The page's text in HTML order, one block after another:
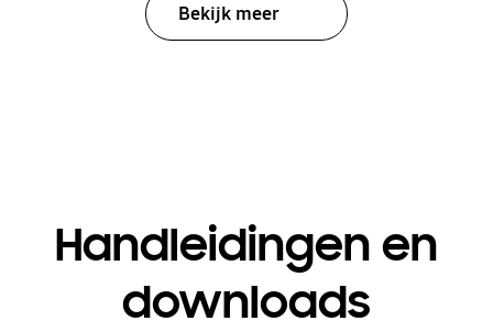
Bekijk meer
Handleidingen en
downloads